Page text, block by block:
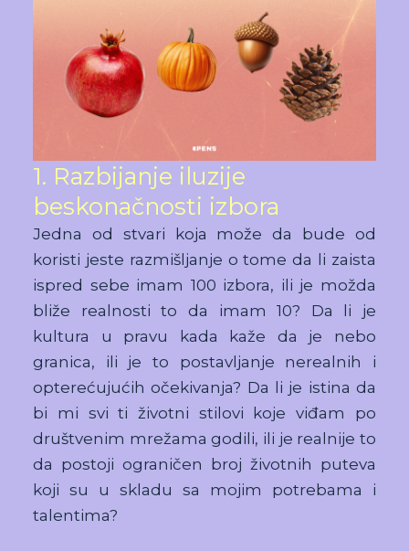
1. Razbijanje iluzije
beskonačnosti izbora
Jedna od stvari koja može da bude od
koristi jeste razmišljanje o tome da li zaista
ispred sebe imam 100 izbora, ili je možda
bliže realnosti to da imam 10? Da li je
kultura u pravu kada kaže da je nebo
granica, ili je to postavljanje nerealnih i
opterećujućih očekivanja? Da li je istina da
bi mi svi ti životni stilovi koje viđam po
društvenim mrežama godili, ili je realnije to
da postoji ograničen broj životnih puteva
koji su u skladu sa mojim potrebama i
talentima?